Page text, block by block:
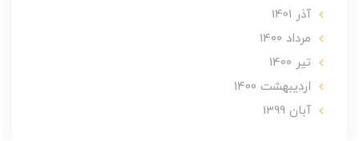
آذر 1401
مرداد 1400
تير 1400
ارديبهشت 1400
آبان 1399